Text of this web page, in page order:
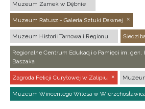
Muzeum Zamek w Dębnie
Muzeum Ratusz - Galeria Sztuki Dawnej
Muzeum Historii Tarnowa i Regionu
Regionalne Centrum Edukacji o Pamięci im. gen.
Baszaka
Zagroda Felicji Curyłowej w Zalipiu
Muzeum Wincentego Witosa w